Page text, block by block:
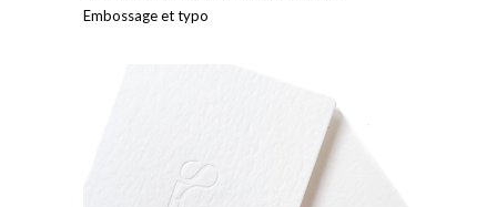
Embossage et typo